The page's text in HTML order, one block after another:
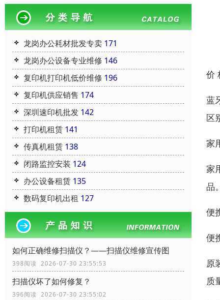
龙岗办公耗材批发专卖 171
龙岗办公设备专业维修 146
复印机打印机低价维修 196
复印机供应销售 174
深圳速印机批发 142
打印机租赁 141
传真机租赁 138
闭路监控安装 124
办公设备租赁 135
数码复印机出租 127
如何正确维修扫描仪？——扫描仪维修宣传图
398阅读 2026-07-30 23:55:53
扫描仪坏了如何修复？
396阅读 2026-07-30 23:55:02
价
蓝
区
家
家
品
便
便
原
质